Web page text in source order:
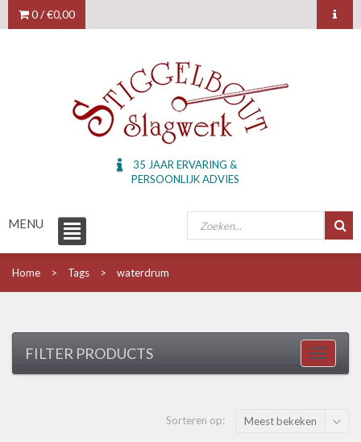
0 /€0,00
35 JAAR ERVARING &
PERSOONLIJK ADVIES
MENU
Home Tags waterdrum
FILTER PRODUCTS
Sorteren op: Meest bekeken